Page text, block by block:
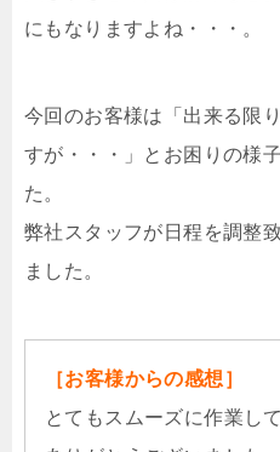
にもなりますよね・・・。
今回のお客様は「出来る限
すが・・・」とお困りの様
た。
弊社スタッフが日程を調整
ました。
［お客様からの感想］
とてもスムーズに作業し